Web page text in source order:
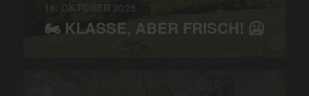
19. OKTOBER 2025
🏍️ KLASSE, ABER FRISCH! 🥶